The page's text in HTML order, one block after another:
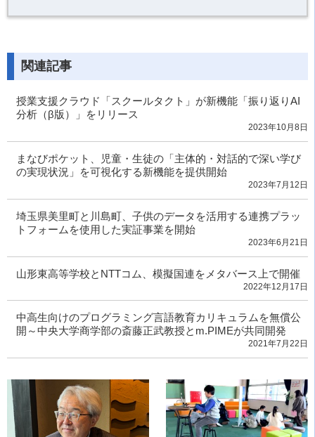
関連記事
授業支援クラウド「スクールタクト」が新機能「振り返りAI
分析（β版）」をリリース
2023年10月8日
まなびポケット、児童・生徒の「主体的・対話的で深い学び
の実現状況」を可視化する新機能を提供開始
2023年7月12日
埼玉県美里町と川島町、子供のデータを活用する連携プラッ
トフォームを使用した実証事業を開始
2023年6月21日
山形東高等学校とNTTコム、模擬国連をメタバース上で開催
2022年12月17日
中高生向けのプログラミング言語教育カリキュラムを無償公
開～中央大学商学部の斎藤正武教授とm.PIMEが共同開発
2021年7月22日